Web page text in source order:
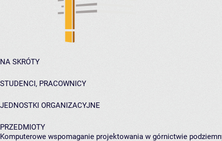
NA SKRÓTY
STUDENCI, PRACOWNICY
JEDNOSTKI ORGANIZACYJNE
PRZEDMIOTY
Komputerowe wspomaganie projektowania w górnictwie